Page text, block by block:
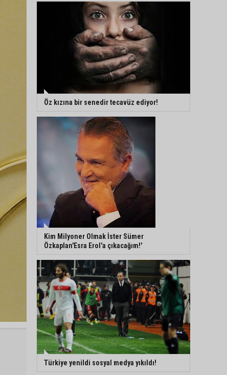
Öz kızına bir senedir tecavüz ediyor!
Kim Milyoner Olmak İster Sümer
Özkaplan'Esra Erol'a çıkacağım!'
Türkiye yenildi sosyal medya yıkıldı!